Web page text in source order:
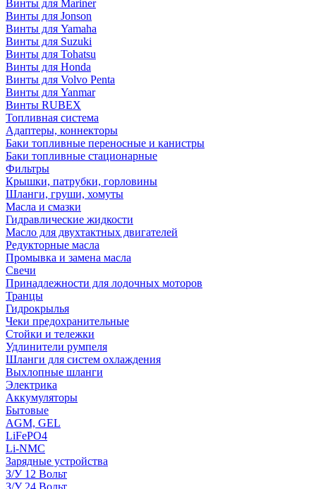
Винты для Mariner
Винты для Jonson
Винты для Yamaha
Винты для Suzuki
Винты для Tohatsu
Винты для Honda
Винты для Volvo Penta
Винты для Yanmar
Винты RUBEX
Топливная система
Адаптеры, коннекторы
Баки топливные переносные и канистры
Баки топливные стационарные
Фильтры
Крышки, патрубки, горловины
Шланги, груши, хомуты
Масла и смазки
Гидравлические жидкости
Масло для двухтактных двигателей
Редукторные масла
Промывка и замена масла
Свечи
Принадлежности для лодочных моторов
Транцы
Гидрокрылья
Чеки предохранительные
Стойки и тележки
Удлинители румпеля
Шланги для систем охлаждения
Выхлопные шланги
Электрика
Аккумуляторы
Бытовые
AGM, GEL
LiFePO4
Li-NMC
Зарядные устройства
З/У 12 Вольт
З/У 24 Вольт